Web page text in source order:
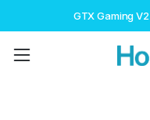
GTX Gaming V2